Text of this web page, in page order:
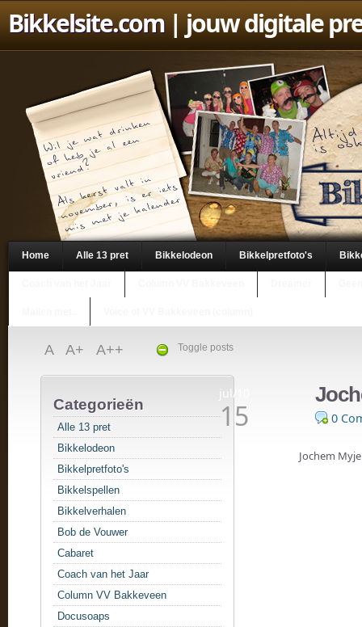
Bikkelsite.com| jouw digitale
Home Alle 13 pret Bikkelodeon Bikkelpretfoto's
Toggle posts
A A+ A++
Categorieën
Alle 13 pret
Bikkelodeon
Bikkelpretfoto's
Bikkelspellen
Bikkelverhalen
Bob de Vouwer
Cabaret
Coach van het Jaar
Column VV Bakkeveen
Docusoaps
jul/10
15 0
Jochem